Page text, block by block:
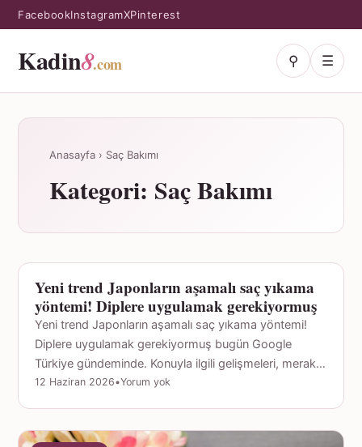
FacebookInstagramXPinterest
Kadin8.com ⚲ ☰
Anasayfa › Saç Bakımı
Kategori: Saç Bakımı
SAÇ BAKIMI
Yeni trend Japonların aşamalı saç yıkama
yöntemi! Diplere uygulamak gerekiyormuş
Yeni trend Japonların aşamalı saç yıkama yöntemi!
Diplere uygulamak gerekiyormuş bugün Google
Türkiye gündeminde. Konuyla ilgili gelişmeleri, merak…
12 Haziran 2026•Yorum yok